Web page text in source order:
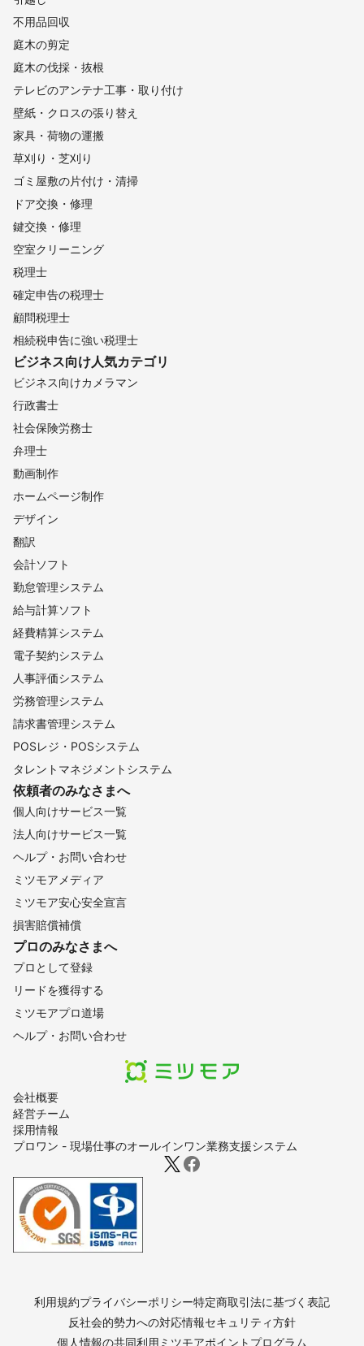
会社概要
経営チーム
採用情報
プロワン - 現場仕事のオールインワン業務支援システム
不用品回収
庭木の剪定
庭木の伐採・抜根
テレビのアンテナ工事・取り付け
壁紙・クロスの張り替え
家具・荷物の運搬
草刈り・芝刈り
ゴミ屋敷の片付け・清掃
ドア交換・修理
鍵交換・修理
空室クリーニング
税理士
確定申告の税理士
顧問税理士
相続税申告に強い税理士
ビジネス向け人気カテゴリ
ビジネス向けカメラマン
行政書士
社会保険労務士
弁理士
動画制作
ホームページ制作
デザイン
翻訳
会計ソフト
勤怠管理システム
給与計算ソフト
経費精算システム
電子契約システム
人事評価システム
労務管理システム
請求書管理システム
POSレジ・POSシステム
タレントマネジメントシステム
依頼者のみなさまへ
個人向けサービス一覧
法人向けサービス一覧
ヘルプ・お問い合わせ
ミツモアメディア
ミツモア安心安全宣言
損害賠償補償
プロのみなさまへ
プロとして登録
リードを獲得する
ミツモアプロ道場
ヘルプ・お問い合わせ
利用規約プライバシーポリシー特定商取引法に基づく表記
反社会的勢力への対応情報セキュリティ方針
個人情報の共同利用 ミツモアポイントプログラム